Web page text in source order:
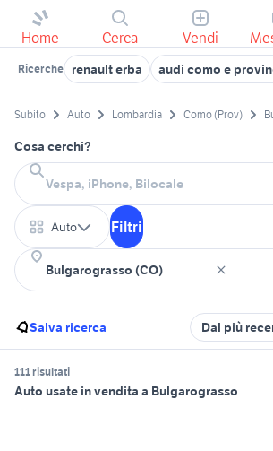
Home Cerca Vendi
Ricerche renault erba audi como e
Subito Auto Lombardia Como (Prov)
Cosa cerchi?
Auto Filtri
Salva ricerca Dal più
111 risultati
Auto usate in vendita a Bulgarograsso